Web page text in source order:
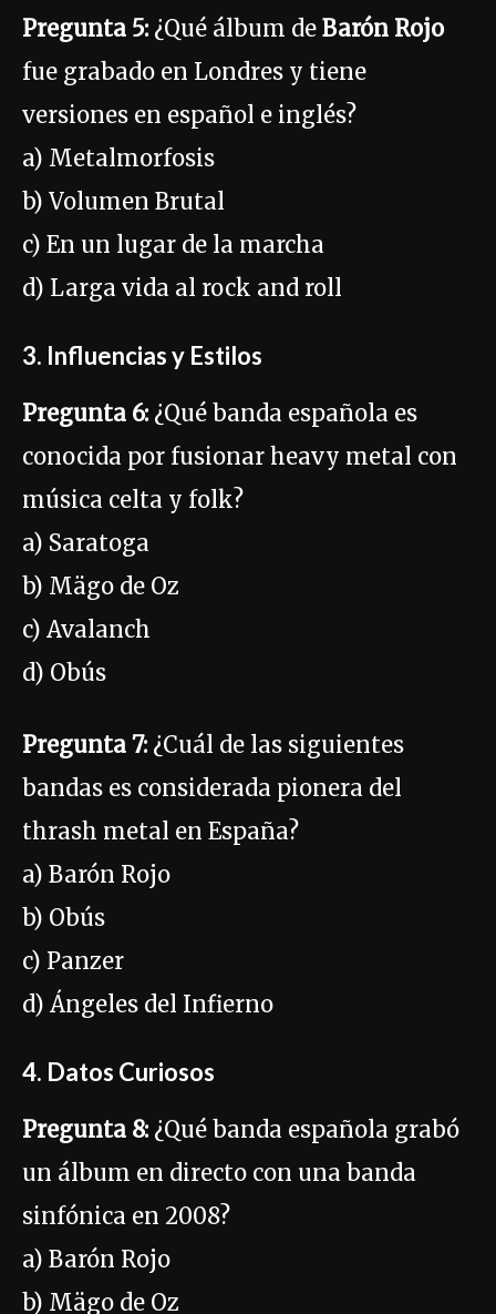
Pregunta 5: ¿Qué álbum de Barón Rojo
fue grabado en Londres y tiene
versiones en español e inglés?
a) Metalmorfosis
b) Volumen Brutal
c) En un lugar de la marcha
d) Larga vida al rock and roll
3. Influencias y Estilos
Pregunta 6: ¿Qué banda española es
conocida por fusionar heavy metal con
música celta y folk?
a) Saratoga
b) Mägo de Oz
c) Avalanch
d) Obús
Pregunta 7: ¿Cuál de las siguientes
bandas es considerada pionera del
thrash metal en España?
a) Barón Rojo
b) Obús
c) Panzer
d) Ángeles del Infierno
4. Datos Curiosos
Pregunta 8: ¿Qué banda española grabó
un álbum en directo con una banda
sinfónica en 2008?
a) Barón Rojo
b) Mägo de Oz